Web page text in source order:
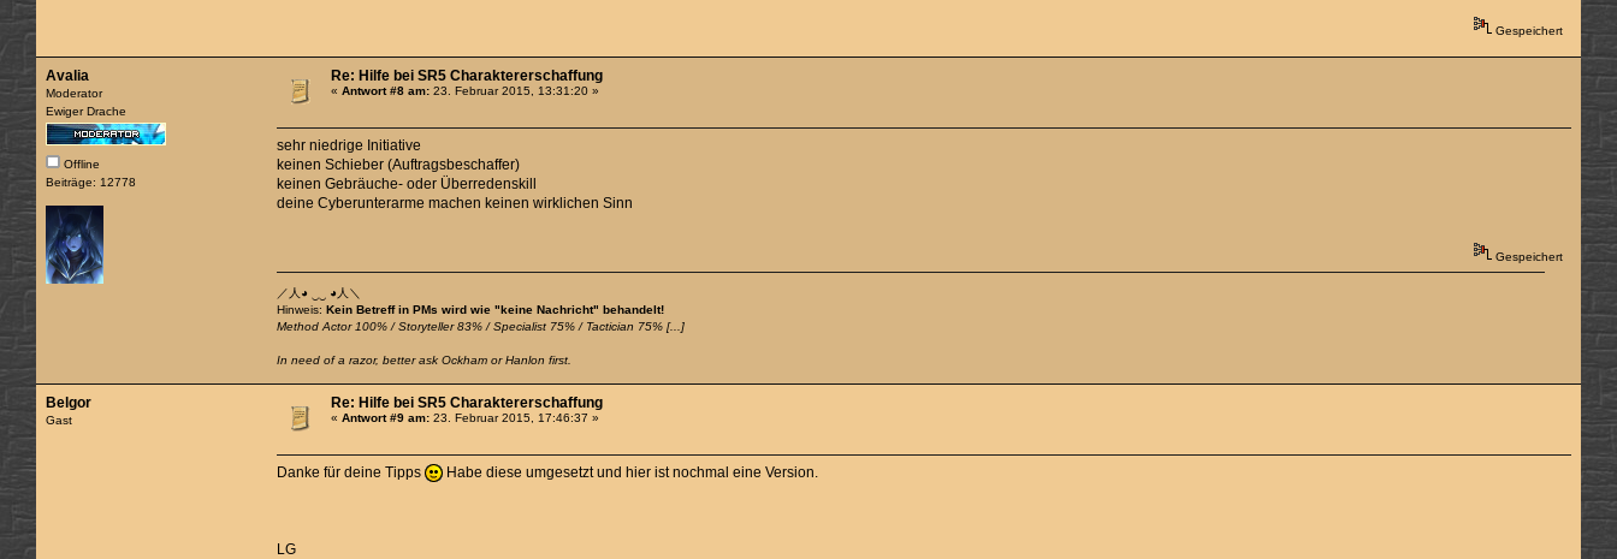
Gespeichert
Avalia
Moderator
Ewiger Drache
Offline
Beiträge: 12778
Re: Hilfe bei SR5 Charaktererschaffung
«Antwort #8 am: 23. Februar 2015, 13:31:20 »
sehr niedrige Initiative
keinen Schieber (Auftragsbeschaffer)
keinen Gebräuche- oder Überredenskill
deine Cyberunterarme machen keinen wirklichen Sinn
Gespeichert
／人◕ ‿‿ ◕人＼
Hinweis:Kein Betreff in PMs wird wie "keine Nachricht" behandelt!
Method Actor 100% / Storyteller 83% / Specialist 75% / Tactician 75% [...]
In need of a razor, better ask Ockham or Hanlon first.
Belgor
Gast
Re: Hilfe bei SR5 Charaktererschaffung
«Antwort #9 am: 23. Februar 2015, 17:46:37 »
Danke für deine Tipps Habe diese umgesetzt und hier ist nochmal eine Version.
LG